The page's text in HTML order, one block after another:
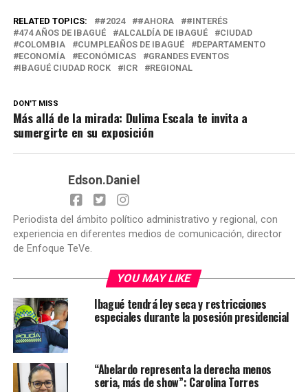
RELATED TOPICS: #2024 #AHORA
#INTERÉS
474 AÑOS DE IBAGUÉ
ALCALDÍA DE IBAGUÉ
CIUDAD
COLOMBIA
CUMPLEAÑOS DE IBAGUÉ
DEPARTAMENTO
ECONOMÍA
ECONÓMICAS
GRANDES EVENTOS
IBAGUÉ CIUDAD ROCK
ICR REGIONAL
DON'T MISS
Más allá de la mirada: Dulima Escala te invita a
sumergirte en su exposición
Edson.Daniel
Periodista del ámbito político administrativo y regional, con
experiencia en diferentes medios de comunicación, director
de Enfoque TeVe.
YOU MAY LIKE
Ibagué tendrá ley seca y restricciones
especiales durante la posesión presidencial
“Abelardo representa la derecha menos
seria, más de show”: Carolina Torres